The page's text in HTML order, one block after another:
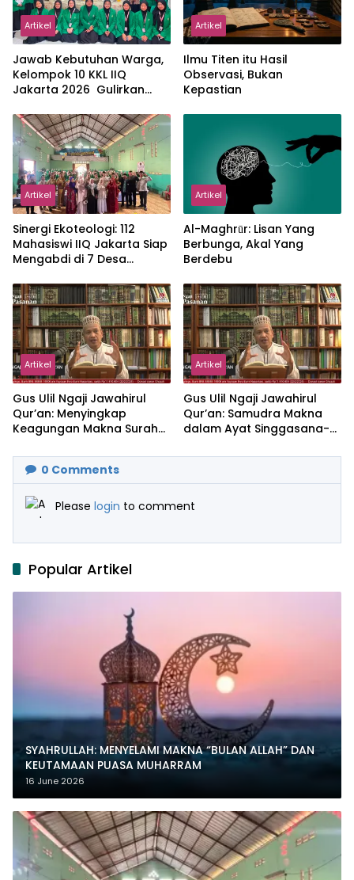
Artikel
Jawab Kebutuhan Warga,
Kelompok 10 KKL IIQ
Jakarta 2026 Gulirkan
Sukamanah
Artikel
Ilmu Titen itu Hasil
Observasi, Bukan
Kepastian
Artikel
‎Sinergi Ekoteologi: 112
Mahasiswi IIQ Jakarta Siap
Mengabdi di 7 Desa
Artikel
Al-Maghrūr: Lisan Yang
Berbunga, Akal Yang
Berdebu
Artikel
Gus Ulil Ngaji Jawahirul
Qur’an: Menyingkap
Keagungan Makna Surah
Artikel
Gus Ulil Ngaji Jawahirul
Qur’an: Samudra Makna
dalam Ayat Singgasana-
0 Comments
Please login to comment
Popular Artikel
SYAHRULLAH: MENYELAMI MAKNA “BULAN ALLAH” DAN
KEUTAMAAN PUASA MUHARRAM
16 June 2026